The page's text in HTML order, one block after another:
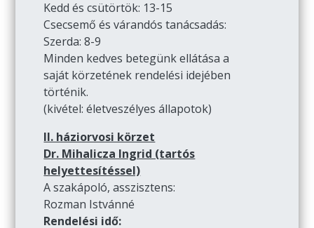
Kedd és csütörtök: 13-15
Csecsemő és várandós tanácsadás:
Szerda: 8-9
Minden kedves betegünk ellátása a
saját körzetének rendelési idejében
történik.
(kivétel: életveszélyes állapotok)
II. háziorvosi körzet
Dr. Mihalicza Ingrid (tartós
helyettesítéssel)
A szakápoló, asszisztens:
Rozman Istvánné
Rendelési idő: